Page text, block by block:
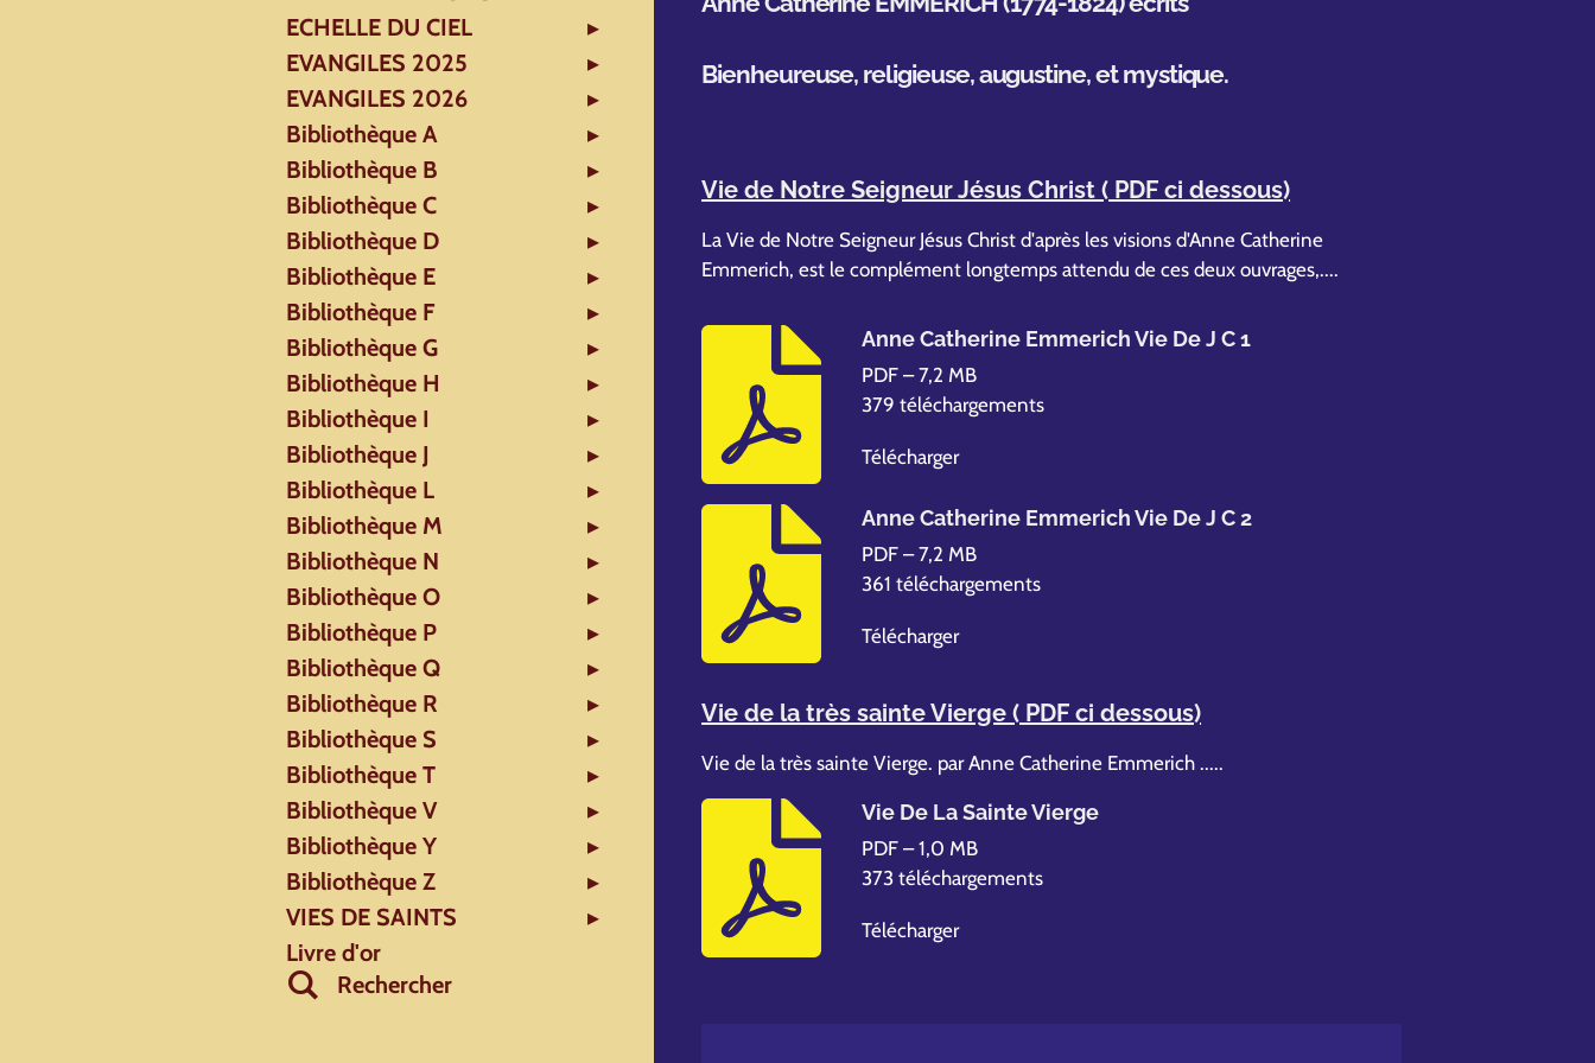
Bienheureuse, religieuse, augustine, et mystique.
Vie de Notre Seigneur Jésus Christ ( PDF ci dessous)
La Vie de Notre Seigneur Jésus Christ d'après les visions d'Anne Catherine
Emmerich, est le complément longtemps attendu de ces deux ouvrages,....
Anne Catherine Emmerich Vie De J C 1
PDF – 7,2 MB
379 téléchargements
Télécharger
Anne Catherine Emmerich Vie De J C 2
PDF – 7,2 MB
361 téléchargements
Télécharger
Vie de la très sainte Vierge( PDF ci dessous)
Vie de la très sainte Vierge. par Anne Catherine Emmerich .....
Vie De La Sainte Vierge
PDF – 1,0 MB
373 téléchargements
Télécharger
ECHELLE DU CIEL
EVANGILES 2025
EVANGILES 2026
Bibliothèque A
Bibliothèque B
Bibliothèque C
Bibliothèque D
Bibliothèque E
Bibliothèque F
Bibliothèque G
Bibliothèque H
Bibliothèque I
Bibliothèque J
Bibliothèque L
Bibliothèque M
Bibliothèque N
Bibliothèque O
Bibliothèque P
Bibliothèque Q
Bibliothèque R
Bibliothèque S
Bibliothèque T
Bibliothèque V
Bibliothèque Y
Bibliothèque Z
VIES DE SAINTS
Livre d'or
Rechercher